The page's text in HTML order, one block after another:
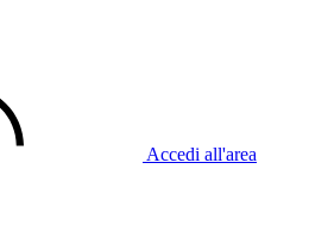
Accedi all'area